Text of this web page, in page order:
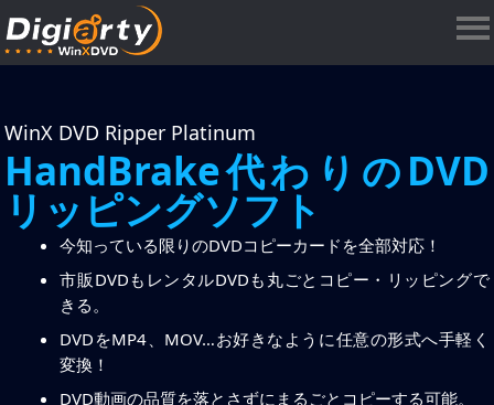
WinX DVD Ripper Platinum
HandBrake代わりのDVD
リッピングソフト
今知っている限りのDVDコピーカードを全部対応！
市販DVDもレンタルDVDも丸ごとコピー・リッピングで
きる。
DVDをMP4、MOV…お好きなように任意の形式へ手軽く
変換！
DVD動画の品質を落とさずにまるごとコピーする可能。